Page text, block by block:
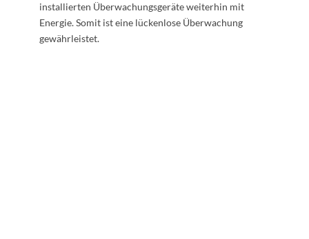
installierten Überwachungsgeräte weiterhin mit
Energie. Somit ist eine lückenlose Überwachung
gewährleistet.